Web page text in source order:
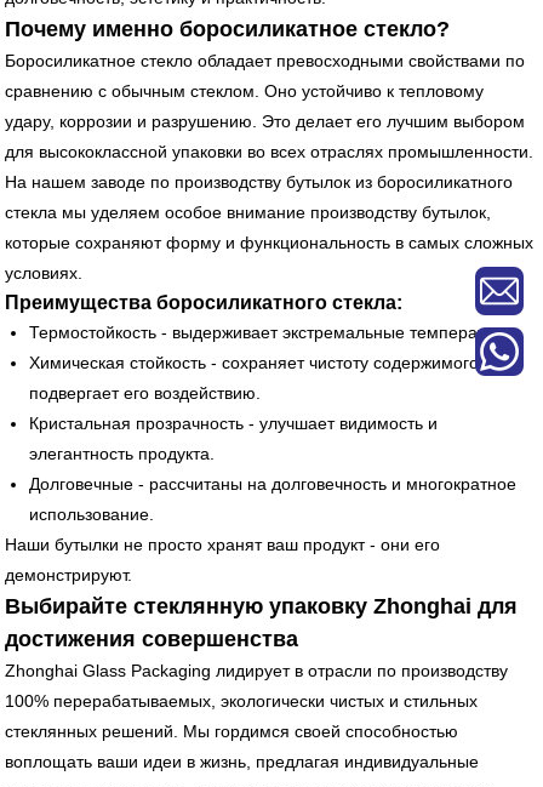
Почему именно боросиликатное стекло?
Боросиликатное стекло обладает превосходными свойствами по
сравнению с обычным стеклом. Оно устойчиво к тепловому
удару, коррозии и разрушению. Это делает его лучшим выбором
для высококлассной упаковки во всех отраслях промышленности.
На нашем заводе по производству бутылок из боросиликатного
стекла мы уделяем особое внимание производству бутылок,
которые сохраняют форму и функциональность в самых сложных
условиях.
Преимущества боросиликатного стекла:
Термостойкость - выдерживает экстремальные температуры.
Химическая стойкость - сохраняет чистоту содержимого и не
подвергает его воздействию.
Кристальная прозрачность - улучшает видимость и
элегантность продукта.
Долговечные - рассчитаны на долговечность и многократное
использование.
Наши бутылки не просто хранят ваш продукт - они его
демонстрируют.
Выбирайте стеклянную упаковку Zhonghai для
достижения совершенства
Zhonghai Glass Packaging лидирует в отрасли по производству
100% перерабатываемых, экологически чистых и стильных
стеклянных решений. Мы гордимся своей способностью
воплощать ваши идеи в жизнь, предлагая индивидуальные